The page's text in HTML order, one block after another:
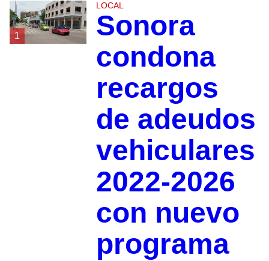
1
LOCAL
Sonora
condona
recargos
de adeudos
vehiculares
2022-2026
con nuevo
programa